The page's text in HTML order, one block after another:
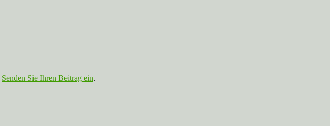
Senden Sie Ihren Beitrag ein.